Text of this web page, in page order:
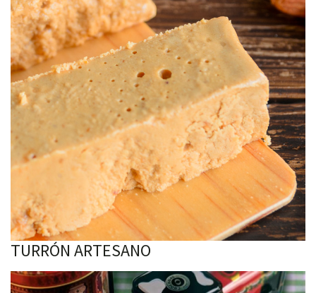
TURRÓN ARTESANO